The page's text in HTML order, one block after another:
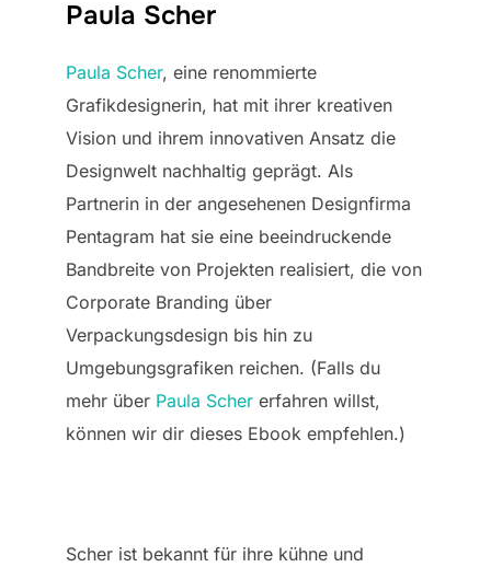
Paula Scher
Paula Scher, eine renommierte
Grafikdesignerin, hat mit ihrer kreativen
Vision und ihrem innovativen Ansatz die
Designwelt nachhaltig geprägt. Als
Partnerin in der angesehenen Designfirma
Pentagram hat sie eine beeindruckende
Bandbreite von Projekten realisiert, die von
Corporate Branding über
Verpackungsdesign bis hin zu
Umgebungsgrafiken reichen. (Falls du
mehr über Paula Scher erfahren willst,
können wir dir dieses Ebook empfehlen.)
Scher ist bekannt für ihre kühne und